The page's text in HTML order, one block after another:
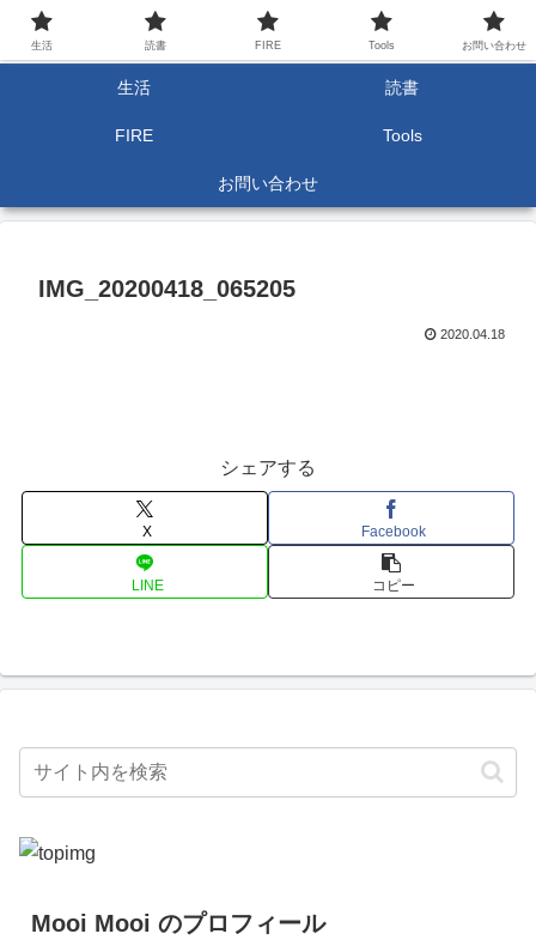
生活 読書
FIRE Tools
お問い合わせ
IMG_20200418_065205
2020.04.18
シェアする
X Facebook
LINE コピー
創
Mooi Mooi のプロフィール
生活 読書 FIRE Tools お問い合わせ